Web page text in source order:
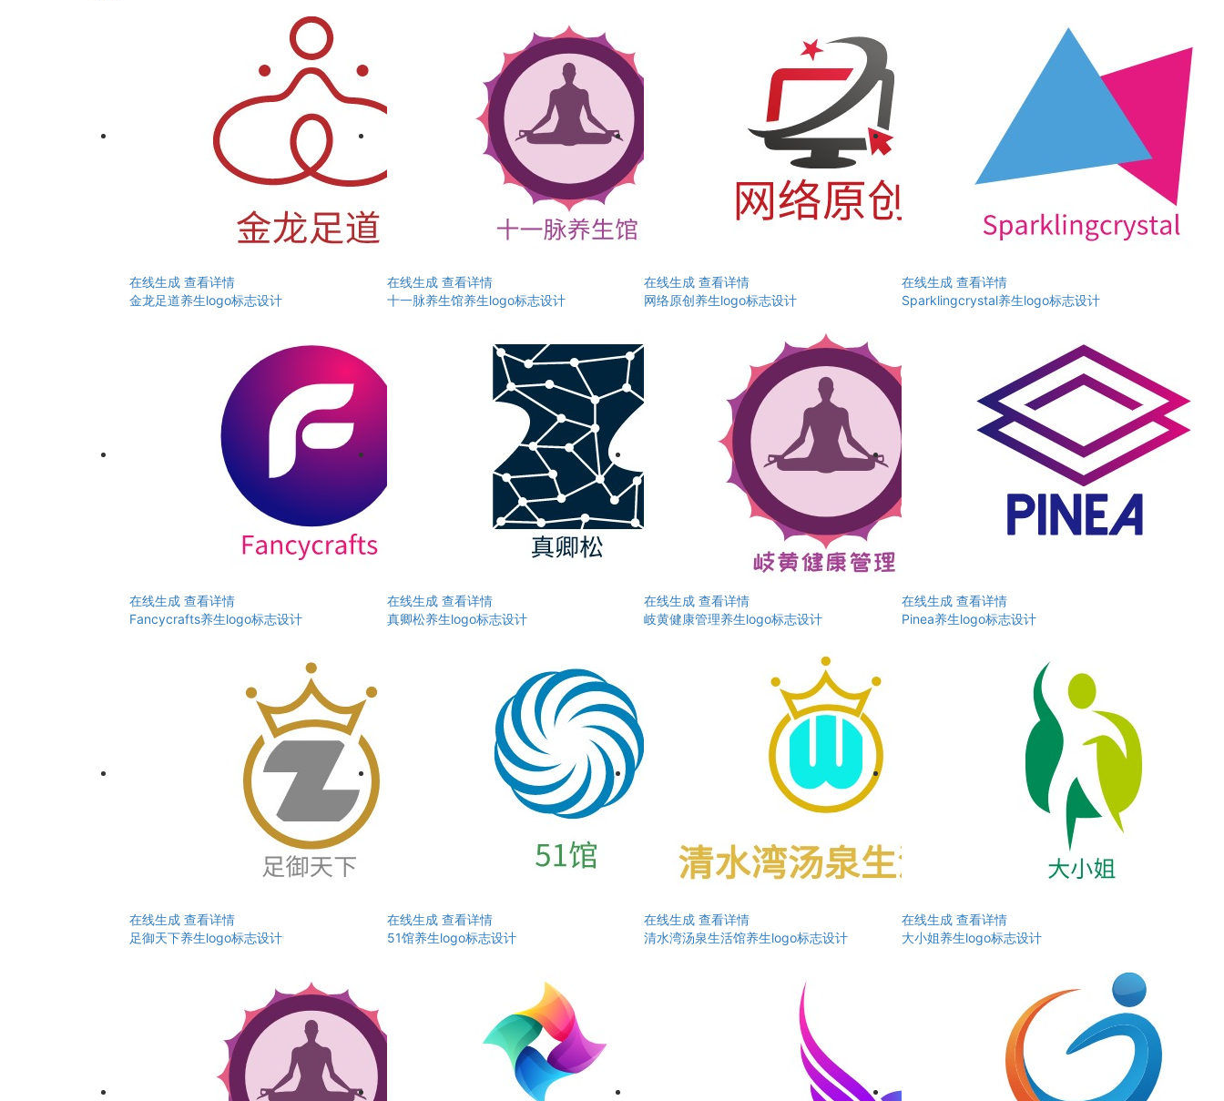
在线生成 查看详情
金龙足道养生logo标志设计
在线生成 查看详情
十一脉养生馆养生logo标志设计
在线生成 查看详情
网络原创养生logo标志设计
在线生成 查看详情
Sparklingcrystal养生logo标志设计
在线生成 查看详情
Fancycrafts养生logo标志设计
在线生成 查看详情
真卿松养生logo标志设计
在线生成 查看详情
岐黄健康管理养生logo标志设计
在线生成 查看详情
Pinea养生logo标志设计
在线生成 查看详情
足御天下养生logo标志设计
在线生成 查看详情
51馆养生logo标志设计
在线生成 查看详情
清水湾汤泉生活馆养生logo标志设计
在线生成 查看详情
大小姐养生logo标志设计